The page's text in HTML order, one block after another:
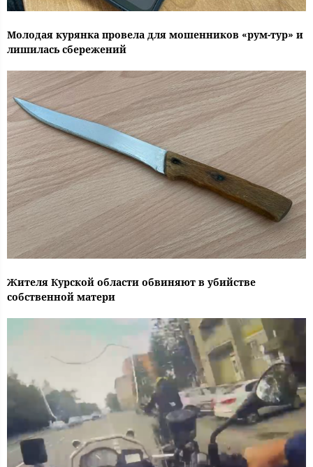
Молодая курянка провела для мошенников «рум-тур» и
лишилась сбережений
Жителя Курской области обвиняют в убийстве
собственной матери